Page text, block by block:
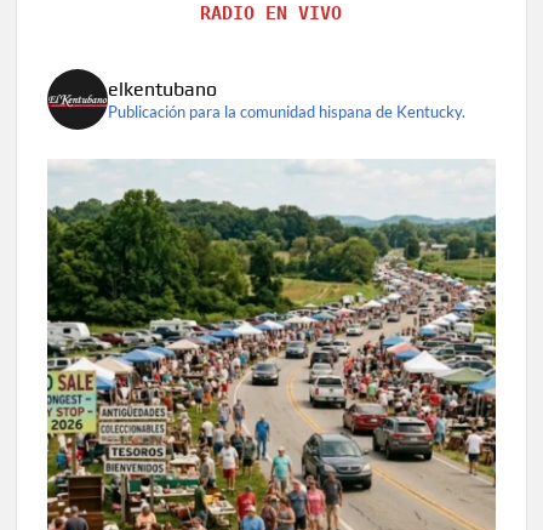
RADIO EN VIVO
elkentubano
Publicación para la comunidad hispana de Kentucky.